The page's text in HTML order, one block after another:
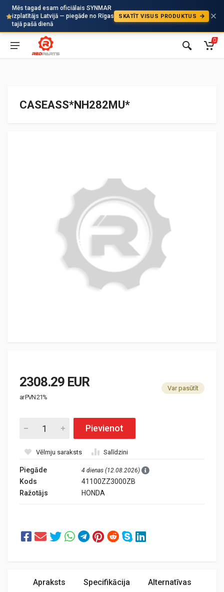
Mēs tagad esam oficiālais SYNMAR
izplatītājs Latvijā — piegāde no Rīgas
tajā pašā dienā
SKATĪT VISUS PRODUKTUS
Auto
0
CASEASS*NH282MU*
2308.29 EUR
ar PVN 21%
Var pasūtīt
Pievienot
Vēlmju saraksts Salīdzini
Piegāde 4 dienas (12.08.2026)
Kods
41100ZZ3000ZB
Ražotājs
HONDA
Apraksts Specifikācija Alternatīvas